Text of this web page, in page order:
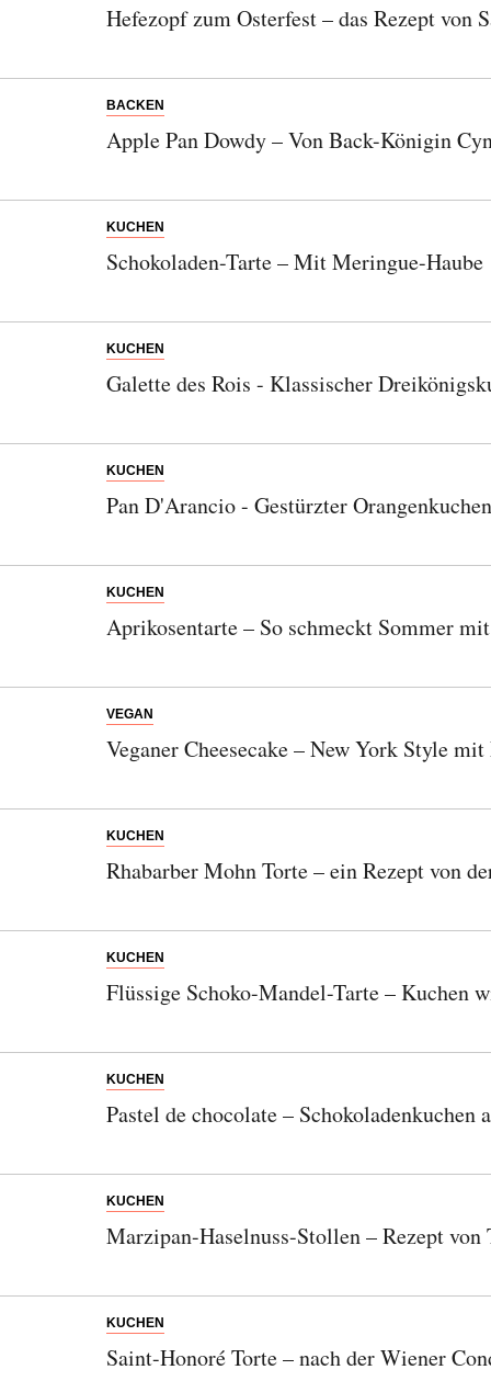
Hefezopf zum Osterfest – das Rezept von
BACKEN
Apple Pan Dowdy – Von Back-Königin
KUCHEN
Schokoladen-Tarte – Mit Meringue-Haube
KUCHEN
Galette des Rois - Klassischer
KUCHEN
Pan D'Arancio - Gestürzter Orangenkuchen
KUCHEN
Aprikosentarte – So schmeckt Sommer
VEGAN
Veganer Cheesecake – New York Style mit
KUCHEN
Rhabarber Mohn Torte – ein Rezept von
KUCHEN
Flüssige Schoko-Mandel-Tarte – Kuchen
KUCHEN
Pastel de chocolate – Schokoladenkuchen
KUCHEN
Marzipan-Haselnuss-Stollen – Rezept von
KUCHEN
Saint-Honoré Torte – nach der Wiener
Bitte schicken Sie mir bis zum Widerruf meiner
Einwilligung den Newsletter mit Informationen zu
neuen Beiträgen. Die Datenschutzerklärung
habe ich
zur Kenntnis genommen und akzeptiere diese.